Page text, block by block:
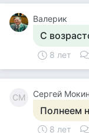
Валерик
С
8 лет
СМ Сергей Мокин
Полнеем
8 лет